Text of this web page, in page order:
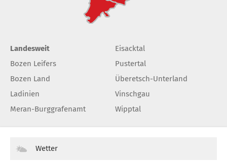
Landesweit
Bozen Leifers
Bozen Land
Ladinien
Meran-Burggrafenamt
Eisacktal
Pustertal
Überetsch-Unterland
Vinschgau
Wipptal
Wetter